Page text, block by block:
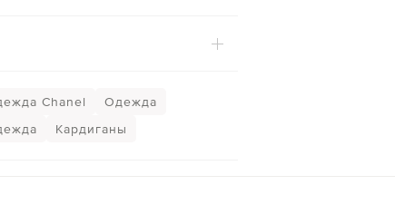
Chanel
Одежда
Кардиганы